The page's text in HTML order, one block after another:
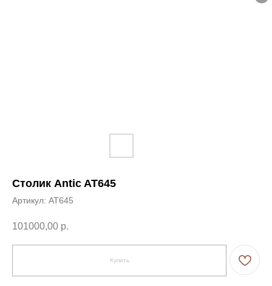
Столик Antic AT645
Артикул: AT645
101000,00 р.
Купить